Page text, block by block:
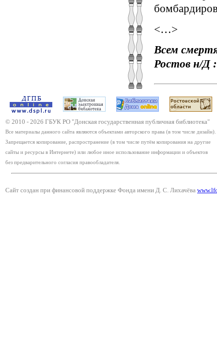
<…>
Всем
Ростов н/Д
© 2010 - 2026 ГБУК РО "Донская государственная публичная библиотека"
Все материалы данного сайта являются объектами авторского права (в том числе дизайн).
Запрещается копирование, распространение (в том числе путём копирования на другие
сайты и ресурсы в Интернете) или любое иное использование информации и объектов
без предварительного согласия правообладателя.
Сайт создан при финансовой поддержке Фонда имени Д. С. Лихачёва